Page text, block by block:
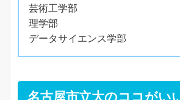
芸術工学部
理学部
データサイエンス学部
名古屋市立大のココがい